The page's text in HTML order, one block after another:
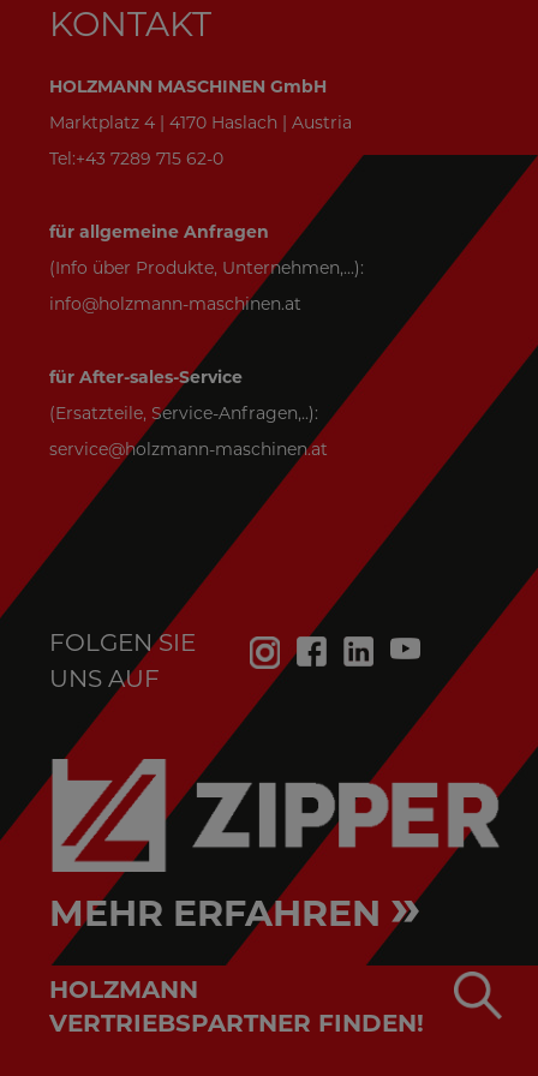
KONTAKT
HOLZMANN MASCHINEN GmbH
Marktplatz 4 | 4170 Haslach | Austria
Tel:+43 7289 715 62-0
für allgemeine Anfragen
(Info über Produkte, Unternehmen,...):
info@holzmann-maschinen.at
für After-sales-Service
(Ersatzteile, Service-Anfragen,..):
service@holzmann-maschinen.at
FOLGEN SIE
UNS AUF
MEHR ERFAHREN »
HOLZMANN
VERTRIEBSPARTNER FINDEN!